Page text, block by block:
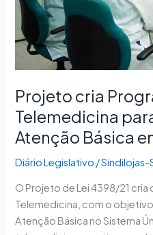
Projeto cria
Telemedicina
Atenção Básica
Diário Legislativo /Sindilojas-
O Projeto de Lei 4398/21 cria
Telemedicina, com o
Atenção Básica no Sistema
reforçar
Atenção
Básica